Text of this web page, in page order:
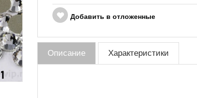
Добавить в отложенные
Описание Характеристики